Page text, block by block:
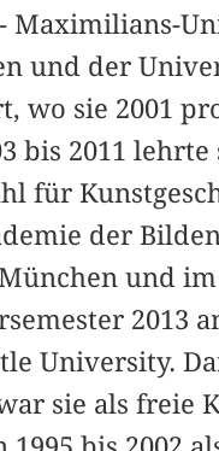
Maximilians-
und der
wo sie 2001
bis 2011 lehrte
für
der
und im
2013
University.
sie als freie